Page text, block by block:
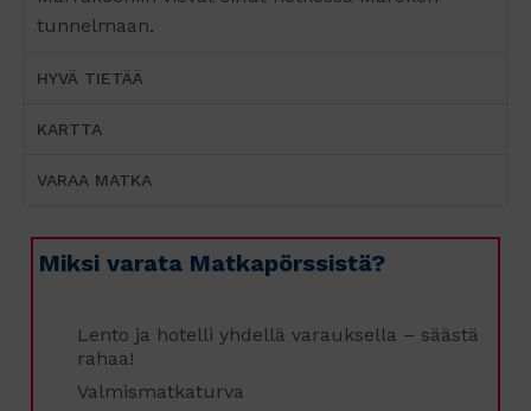
tunnelmaan.
HYVÄ TIETÄÄ
KARTTA
VARAA MATKA
Miksi varata Matkapörssistä?
Lento ja hotelli yhdellä varauksella – säästä
rahaa!
Valmismatkaturva